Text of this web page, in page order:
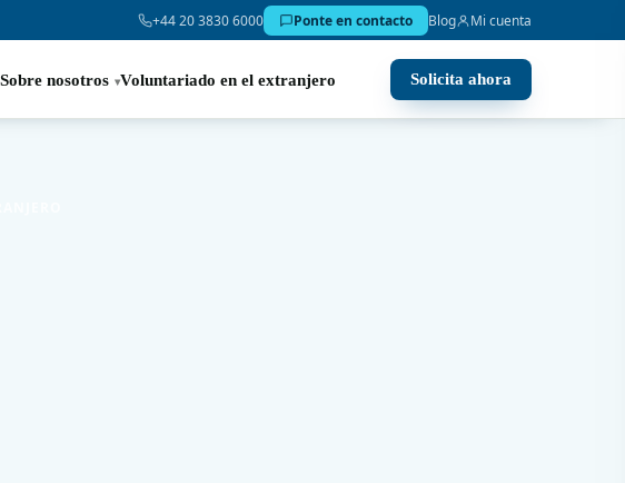
+44 20 3830 6000 Ponte en contacto Blog Mi cuenta
Sobre nosotros Voluntariado en el extranjero Solicita ahora